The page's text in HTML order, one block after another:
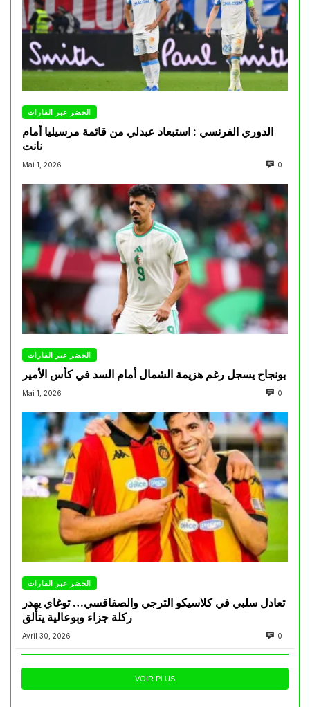
الخضر عبر القارات
الدوري الفرنسي : استبعاد عبدلي من قائمة مرسيليا أمام
نانت
Mai 1, 2026 0
الخضر عبر القارات
بونجاح يسجل رغم هزيمة الشمال أمام السد في كأس الأمير
Mai 1, 2026 0
الخضر عبر القارات
تعادل سلبي في كلاسيكو الترجي والصفاقسي… توغاي يهدر
ركلة جزاء وبوعالية يتألق
Avril 30, 2026 0
VOIR PLUS